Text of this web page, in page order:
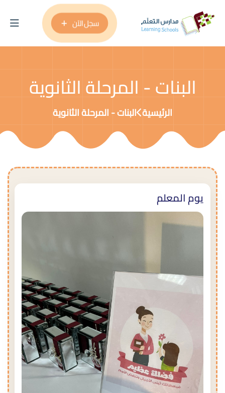
سجل الآن
البنات - المرحلة الثانوية
الرئيسية البنات - المرحلة الثانوية
يوم المعلم